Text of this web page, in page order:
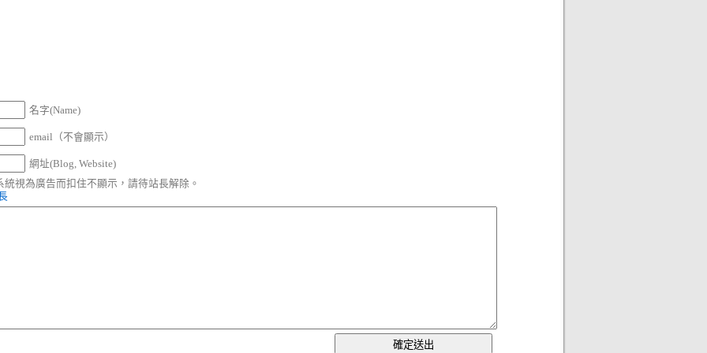
名字(Name)
email（不會顯示）
網址(Blog, Website)
視為廣告而扣住不顯示，請待站長解除。